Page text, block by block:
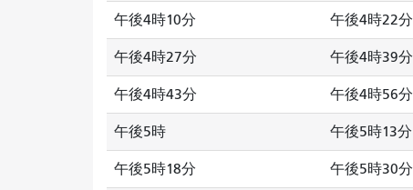
午後4時10分 午後4時22分
午後4時27分 午後4時39分
午後4時43分 午後4時56分
午後5時 午後5時13分
午後5時18分 午後5時30分